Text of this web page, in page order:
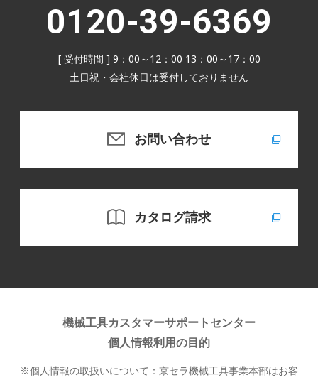
0120-39-6369
[ 受付時間 ] 9：00～12：00 13：00～17：00
土日祝・会社休日は受付しておりません
お問い合わせ
カタログ請求
機械工具カスタマーサポートセンター
個人情報利用の目的
※個人情報の取扱いについて：京セラ機械工具事業本部はお客